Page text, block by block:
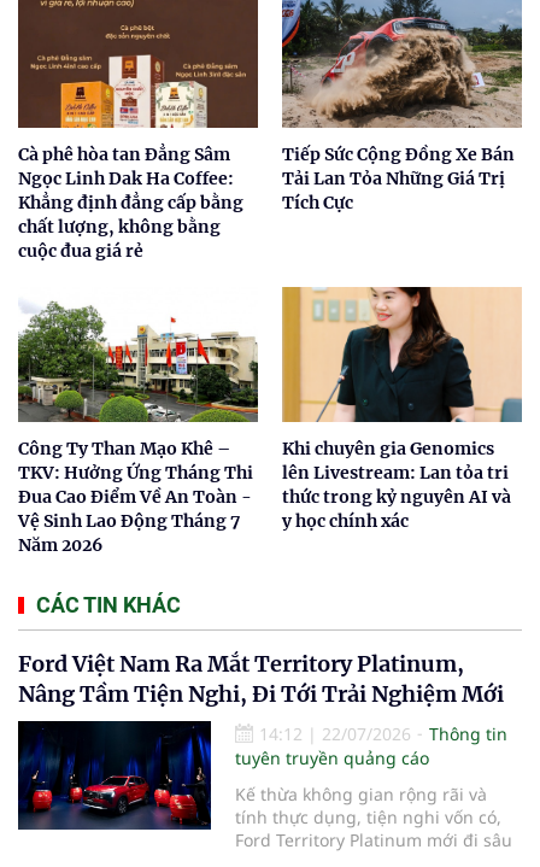
Cà phê hòa tan Đẳng Sâm
Ngọc Linh Dak Ha Coffee:
Khẳng định đẳng cấp bằng
chất lượng, không bằng
cuộc đua giá rẻ
Tiếp Sức Cộng Đồng Xe Bán
Tải Lan Tỏa Những Giá Trị
Tích Cực
Công Ty Than Mạo Khê –
TKV: Hưởng Ứng Tháng Thi
Đua Cao Điểm Về An Toàn -
Vệ Sinh Lao Động Tháng 7
Năm 2026
Khi chuyên gia Genomics
lên Livestream: Lan tỏa tri
thức trong kỷ nguyên AI và
y học chính xác
CÁC TIN KHÁC
Ford Việt Nam Ra Mắt Territory Platinum,
Nâng Tầm Tiện Nghi, Đi Tới Trải Nghiệm Mới
14:12 | 22/07/2026
Thông tin
tuyên truyền quảng cáo
Kế thừa không gian rộng rãi và
tính thực dụng, tiện nghi vốn có,
Ford Territory Platinum mới đi sâu